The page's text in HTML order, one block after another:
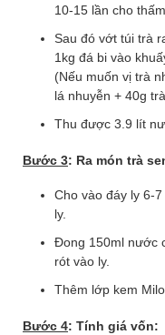
10-15 lần cho
Sau đó vớt túi trà
1kg đá bi vào
(Nếu muốn vị trà
lá nhuyễn + 40g
Thu được 3.9 lít
Bước 3: Ra món trà
Cho vào đáy ly 6-
ly.
Đong 150ml nước
rót vào ly.
Thêm lớp kem
Bước 4: Tính giá vốn: